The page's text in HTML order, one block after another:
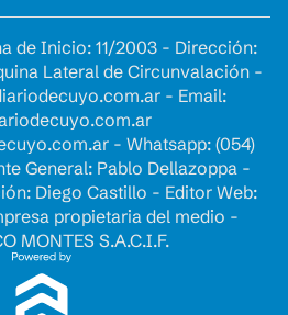
de Inicio: 11/2003 - Dirección:
Lateral de Circunvalación -
- Email:
- Whatsapp: (054)
General: Pablo Dellazoppa -
Diego Castillo - Editor Web:
propietaria del medio -
MONTES S.A.C.I.F.